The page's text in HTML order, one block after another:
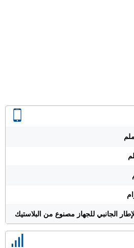
الجانبي للجهاز مصنوع من البلاستيك